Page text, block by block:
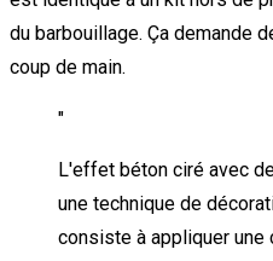
du barbouillage. Ça demande
coup de main.
"
L'effet béton ciré avec
une technique de
consiste à appliquer une